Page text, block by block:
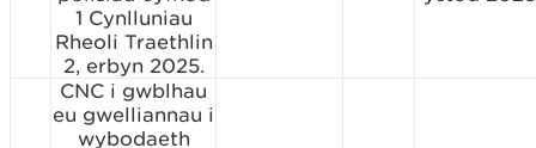
1 Cynlluniau
Rheoli Traethlin
2, erbyn 2025.
CNC i gwblhau
eu gwelliannau i
wybodaeth